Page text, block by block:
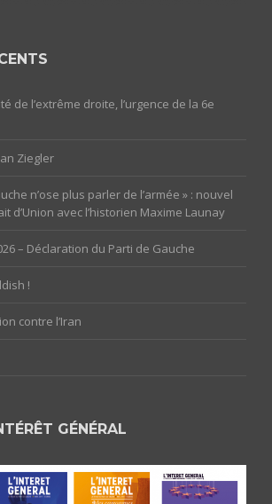
de l’extrême droite, l’urgence de la 6e
Ziegler
n’ose plus parler de l’armée » : nouvel
d’Union avec l’historien Maxime Launay
– Déclaration du Parti de Gauche
!
contre l’Iran
GÉNÉRAL